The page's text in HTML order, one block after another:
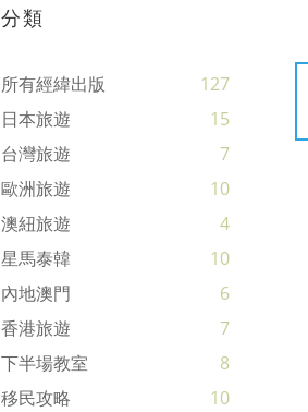
分類
所有經緯出版
127
日本旅遊
15
台灣旅遊
7
歐洲旅遊
10
澳紐旅遊
4
星馬泰韓
10
內地澳門
6
香港旅遊
7
下半場教室
8
移民攻略
10